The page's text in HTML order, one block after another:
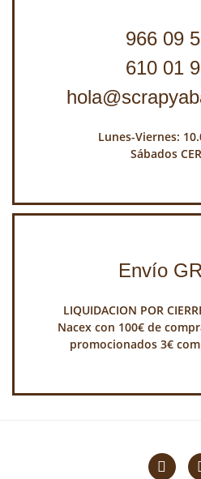
966 09
610 01
Lunes-Viernes:
Sábados
Envío
LIQUIDACION POR
Nacex con 100€ de
promocionados 3€